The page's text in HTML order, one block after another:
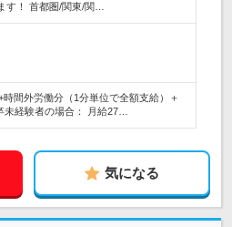
す！ 首都圏/関東/関…
時間外労働分（1分単位で全額支給）＋
経験者の場合： 月給27…
気になる